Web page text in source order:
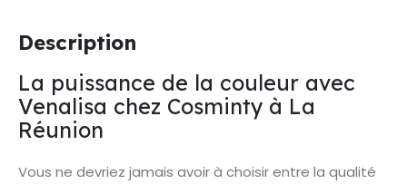
Description
La puissance de la couleur avec
Venalisa chez Cosminty à La
Réunion
Vous ne devriez jamais avoir à choisir entre la qualité